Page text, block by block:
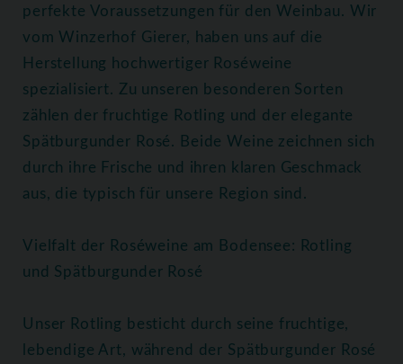
perfekte Voraussetzungen für den Weinbau. Wir
vom Winzerhof Gierer, haben uns auf die
Herstellung hochwertiger Roséweine
spezialisiert. Zu unseren besonderen Sorten
zählen der fruchtige Rotling und der elegante
Spätburgunder Rosé. Beide Weine zeichnen sich
durch ihre Frische und ihren klaren Geschmack
aus, die typisch für unsere Region sind.
Vielfalt der Roséweine am Bodensee: Rotling
und Spätburgunder Rosé
Unser Rotling besticht durch seine fruchtige,
lebendige Art, während der Spätburgunder Rosé